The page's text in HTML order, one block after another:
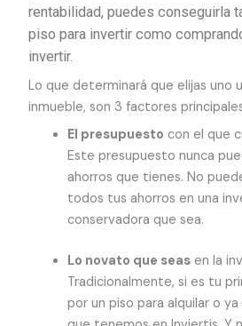
rentabilidad, puedes conseguirla
piso para invertir como
invertir.
Lo que determinará que elijas uno
inmueble, son 3 factores
El presupuesto con el que
Este presupuesto nunca
ahorros que tienes. No
todos tus ahorros en una
conservadora que sea.
Lo novato que seas en la
Tradicionalmente, si es tu
por un piso para alquilar o